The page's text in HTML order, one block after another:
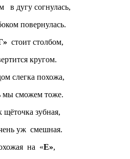
в дугу согнулась,
повернулась.
стоит cтолбом,
кругом.
слегка похожа,
мы сможем тоже.
щёточка зубная,
уж смешная.
на «Е»,